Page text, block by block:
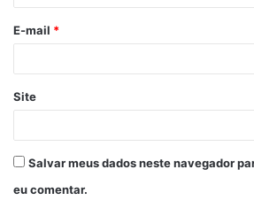
*
E-mail *
Site
Salvar meus dados neste navegador
eu comentar.